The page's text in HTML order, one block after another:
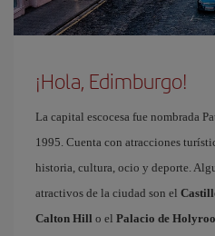
¡Hola, Edimburgo!
La capital escocesa fue nombrada
1995. Cuenta con atracciones
historia, cultura, ocio y deporte.
atractivos de la ciudad son el
Calton Hill o el Palacio de